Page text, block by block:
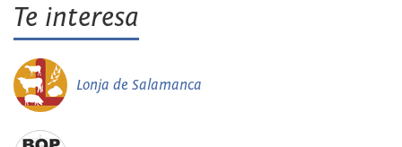
Te interesa
Lonja de Salamanca